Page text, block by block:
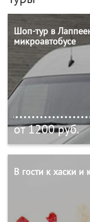
Шоп-тур в
микроавтобусе
от 1200 руб.
В гости к хаски и